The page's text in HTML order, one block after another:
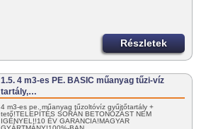
Részletek
1.5. 4 m3-es PE. BASIC műanyag tűzi-víz
tartály,…
4 m3-es pe. műanyag tűzoltóvíz gyűjtőtartály +
tető!TELEPÍTÉS SORÁN BETONOZÁST NEM
IGÉNYEL!!10 ÉV GARANCIA!MAGYAR